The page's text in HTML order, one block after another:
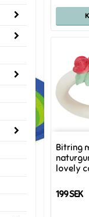
Bitring
lovely
199 SEK